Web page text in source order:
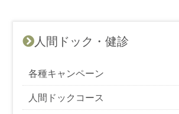
人間ドック・健診
各種キャンペーン
人間ドックコース